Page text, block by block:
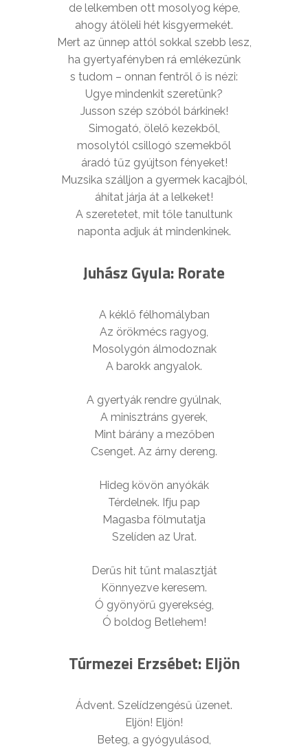
de lelkemben ott mosolyog képe,
ahogy átöleli hét kisgyermekét.
Mert az ünnep attól sokkal szebb lesz,
ha gyertyafényben rá emlékezünk
s tudom – onnan fentről ő is nézi:
Ugye mindenkit szeretünk?
Jusson szép szóból bárkinek!
Simogató, ölelő kezekből,
mosolytól csillogó szemekből
áradó tűz gyújtson fényeket!
Muzsika szálljon a gyermek kacajból,
áhítat járja át a lelkeket!
A szeretetet, mit tőle tanultunk
naponta adjuk át mindenkinek.
Juhász Gyula: Rorate
A kéklő félhomályban
Az örökmécs ragyog,
Mosolygón álmodoznak
A barokk angyalok.
A gyertyák rendre gyúlnak,
A minisztráns gyerek,
Mint bárány a mezőben
Csenget. Az árny dereng.
Hideg kövön anyókák
Térdelnek. Ifju pap
Magasba fölmutatja
Szelíden az Urat.
Derűs hit tűnt malasztját
Könnyezve keresem.
Ó gyönyörű gyerekség,
Ó boldog Betlehem!
Túrmezei Erzsébet: Eljön
Ádvent. Szelídzengésű üzenet.
Eljön! Eljön!
Beteg, a gyógyulásod,